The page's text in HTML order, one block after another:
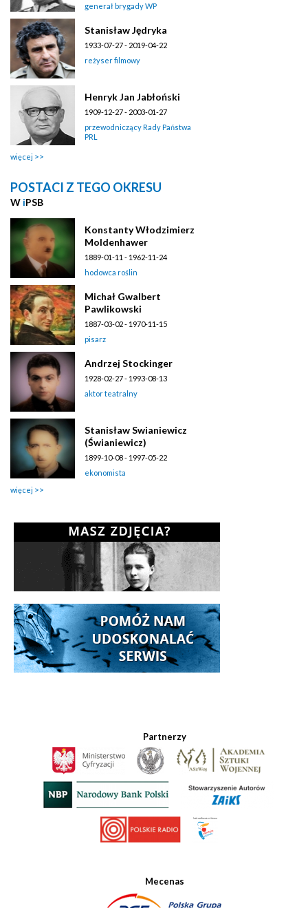
generał brygady WP
Stanisław Jędryka
1933-07-27 - 2019-04-22
reżyser filmowy
Henryk Jan Jabłoński
1909-12-27 - 2003-01-27
przewodniczący Rady Państwa
PRL
więcej
POSTACI Z TEGO OKRESU
W iPSB
Konstanty Włodzimierz
Moldenhawer
1889-01-11 - 1962-11-24
hodowca roślin
Michał Gwalbert
Pawlikowski
1887-03-02 - 1970-11-15
pisarz
Andrzej Stockinger
1928-02-27 - 1993-08-13
aktor teatralny
Stanisław Swianiewicz
(Świaniewicz)
1899-10-08 - 1997-05-22
ekonomista
więcej
Partnerzy
Mecenas